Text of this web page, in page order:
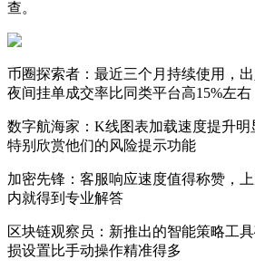
查。
币圈探索者：最近三个月持续使用，
夜间挂单成交率比同类平台高15%左右
数字航海家：K线图表加载速度提升明
特别欣赏他们的风险提示功能
加密先锋：客服响应速度值得称赞，
内就得到专业解答
区块链观察员：新推出的智能策略工
损设置比手动操作精准得多